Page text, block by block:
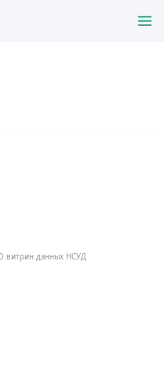
витрин данных НСУД